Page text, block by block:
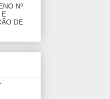
Nº
E
DE